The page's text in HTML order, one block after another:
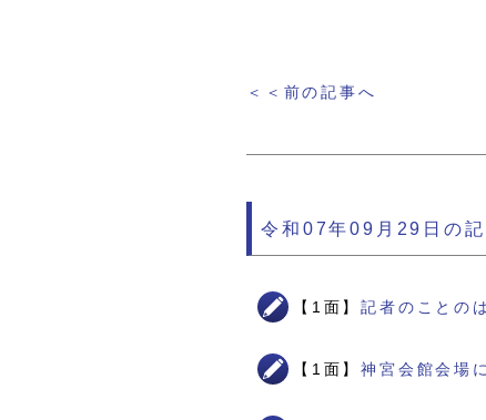
＜＜前の記事へ
令和07年09月29日の記
【1面】記者のことのは
【1面】神宮会館会場